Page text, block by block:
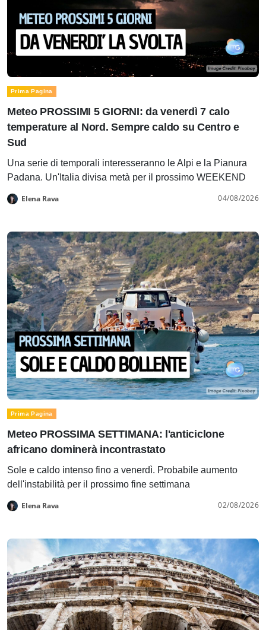
Prima Pagina
Meteo PROSSIMI 5 GIORNI: da venerdì 7 calo
temperature al Nord. Sempre caldo su Centro e
Sud
Una serie di temporali interesseranno le Alpi e la Pianura
Padana. Un'Italia divisa metà per il prossimo WEEKEND
Elena Rava 04/08/2026
Prima Pagina
Meteo PROSSIMA SETTIMANA: l'anticiclone
africano dominerà incontrastato
Sole e caldo intenso fino a venerdì. Probabile aumento
dell'instabilità per il prossimo fine settimana
Elena Rava 02/08/2026